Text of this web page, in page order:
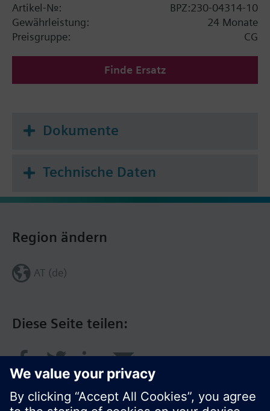
Artikel-Nr.:
BPZ:230-04314-10
Gewährleistung:
24 Monate
Preisgruppe:
CG
Finde Ersatz
Dokumente
Technische Daten
Diese Seite teilen:
Region ändern
AT (de)